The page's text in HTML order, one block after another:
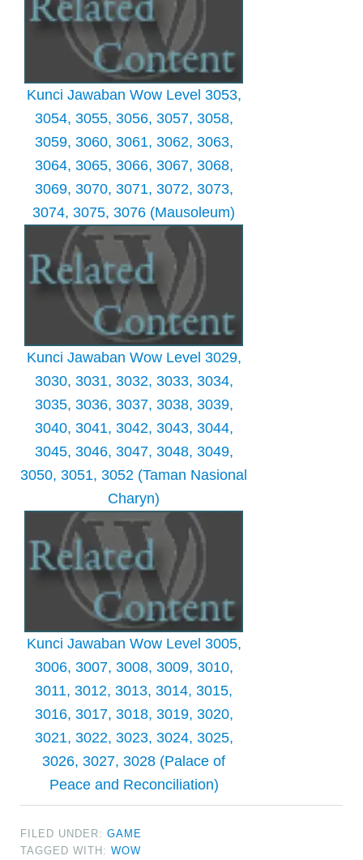
Kunci Jawaban Wow Level 3053,
3054, 3055, 3056, 3057, 3058,
3059, 3060, 3061, 3062, 3063,
3064, 3065, 3066, 3067, 3068,
3069, 3070, 3071, 3072, 3073,
3074, 3075, 3076 (Mausoleum)
Kunci Jawaban Wow Level 3029,
3030, 3031, 3032, 3033, 3034,
3035, 3036, 3037, 3038, 3039,
3040, 3041, 3042, 3043, 3044,
3045, 3046, 3047, 3048, 3049,
3050, 3051, 3052 (Taman Nasional
Charyn)
Kunci Jawaban Wow Level 3005,
3006, 3007, 3008, 3009, 3010,
3011, 3012, 3013, 3014, 3015,
3016, 3017, 3018, 3019, 3020,
3021, 3022, 3023, 3024, 3025,
3026, 3027, 3028 (Palace of
Peace and Reconciliation)
FILED UNDER:GAME
TAGGED WITH:WOW